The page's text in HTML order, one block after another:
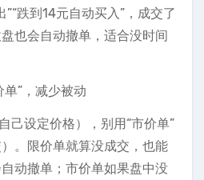
跌到14元自动买入”，成交了
也会自动撤单，适合没时间
单”，减少被动
己设定价格），别用“市价单”
）。限价单就算没成交，也能
动撤单；市价单如果盘中没